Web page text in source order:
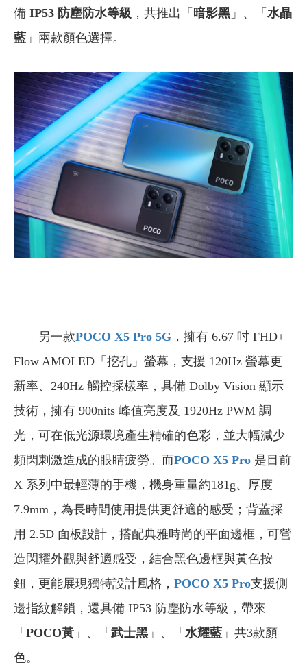
備 IP53 防塵防水等級 ，共推出 「 暗影黑 」、「 水晶
藍 」兩款顏色選擇。
另一款POCO X5 Pro 5G ，擁有 6.67 吋 FHD+
Flow AMOLED「挖孔」螢幕，支援 120Hz 螢幕更
新率、240Hz 觸控採樣率，具備 Dolby Vision 顯示
技術，擁有 900nits 峰值亮度及 1920Hz PWM 調
光，可在低光源環境產生精確的色彩，並大幅減少
頻閃刺激造成的眼睛疲勞。而POCO X5 Pro 是目前
X 系列中最輕薄的手機，機身重量約181g、厚度
7.9mm，為長時間使用提供更舒適的感受；背蓋採
用 2.5D 面板設計，搭配典雅時尚的平面邊框，可營
造閃耀外觀與舒適感受，結合黑色邊框與黃色按
鈕，更能展現獨特設計風格， POCO X5 Pro支援側
邊指紋解鎖，還具備 IP53 防塵防水等級，帶來
「 POCO黃 」、「 武士黑 」、「 水耀藍 」共3款顏
色。